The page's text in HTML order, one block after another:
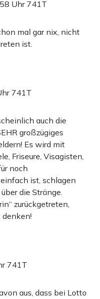
Uhr 741T
mal gar nix, nicht
ist.
741T
auch die
großzügiges
Es wird mit
Friseure, Visagisten,
noch
ist, schlagen
die Stränge.
zurückgetreten,
741T
aus, dass bei Lotto